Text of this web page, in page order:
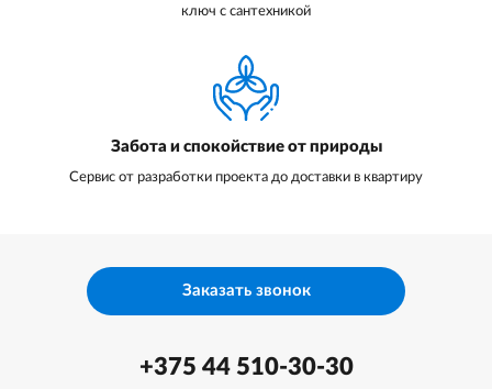
ключ с сантехникой
Забота и спокойствие от природы
Сервис от разработки проекта до доставки в квартиру
+375 44 510-30-30
Заказать звонок